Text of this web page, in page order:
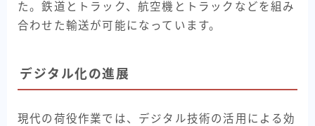
た。鉄道とトラック、航空機とトラックなどを組み
合わせた輸送が可能になっています。
デジタル化の進展
現代の荷役作業では、デジタル技術の活用による効